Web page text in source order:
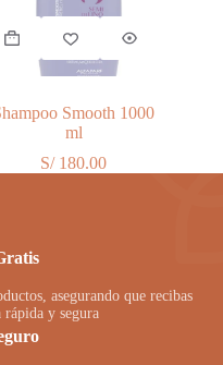
Smooth 1000
ml
S/180.00
asegurando que recibas
y segura